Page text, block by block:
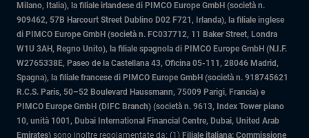
Milano, Italia), la filiale irlandese di PIMCO Europe GmbH (società n.
909462, 57B Harcourt Street Dublino D02 F721, Irlanda), la filiale inglese
di PIMCO Europe GmbH (società n. FC037712, 11 Baker Street, Londra
W1U 3AH, Regno Unito), la filiale spagnola di PIMCO Europe GmbH (N.I.F.
W2765338E, Paseo de la Castellana 43, Oficina 05-111, 28046 Madrid,
Spagna), la filiale francese di PIMCO Europe GmbH (società n. 918745621
R.C.S. Paris, 50–52 Boulevard Haussmann, 75009 Parigi, Francia) e
PIMCO Europe GmbH (DIFC Branch) (società n. 9613, Index Tower piano
10, unità 1001, Dubai International Financial Centre, Dubai, United Arab
Emirates) sono inoltre regolamentate da: (1) Filiale italiana: Commissione